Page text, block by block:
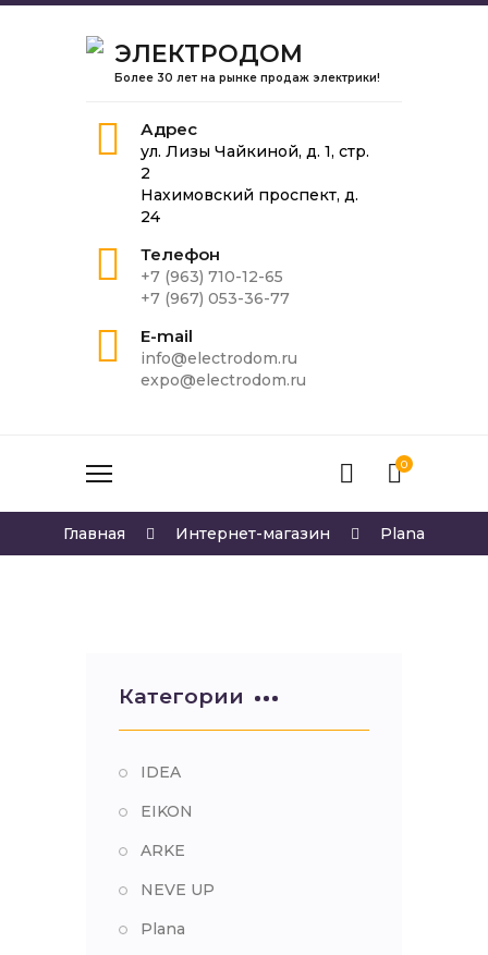
ЭЛЕКТРОДОМ
Более 30 лет на рынке продаж электрики!
Адрес
ул. Лизы Чайкиной, д. 1, стр.
2
Нахимовский проспект, д.
24
Телефон
+7 (963) 710-12-65
+7 (967) 053-36-77
E-mail
info@electrodom.ru
expo@electrodom.ru
0
Главная Интернет-магазин Plana
Категории
IDEA
EIKON
ARKE
NEVE UP
Plana